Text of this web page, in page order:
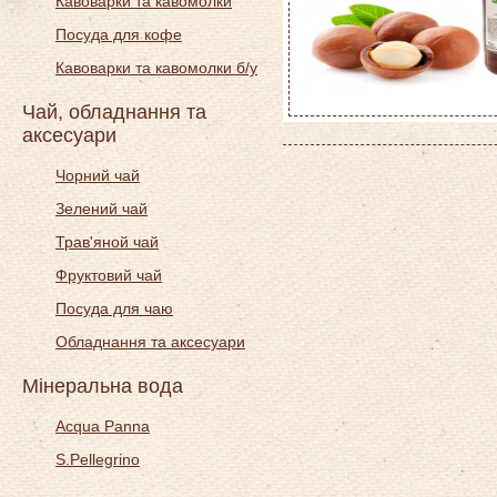
Посуда для кофе
Кавоварки та кавомолки б/у
Чай, обладнання та
аксесуари
Чорний чай
Зелений чай
Трав'яной чай
Фруктовий чай
Посуда для чаю
Обладнання та аксесуари
Мінеральна вода
Acqua Panna
S.Pellegrino